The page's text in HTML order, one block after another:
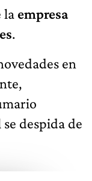
la empresa
.
en
despida de